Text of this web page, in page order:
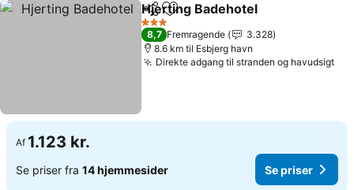
Del Føj til favoritter
Hjerting Badehotel
3 Stjerner
8,7 Fremragende
3.328
8.6 km til Esbjerg havn
Direkte adgang til stranden og havudsigt
Af 1.123 kr.
Se priser fra 14 hjemmesider Se priser